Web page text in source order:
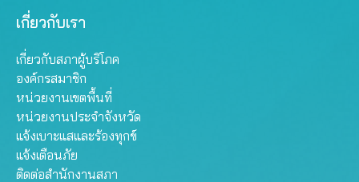
เกี่ยวกับเรา
เกี่ยวกับสภาผู้บริโภค
องค์กรสมาชิก
หน่วยงานเขตพื้นที่
หน่วยงานประจำจังหวัด
แจ้งเบาะแสและร้องทุกข์
แจ้งเตือนภัย
ติดต่อสำนักงานสภา